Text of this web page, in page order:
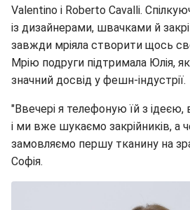
Valentino і Roberto Cavalli.
із дизайнерами, швачками й
завжди мріяла створити щось
Мрію подруги підтримала Юлія,
значний досвід у фешн-індустрії.
"Ввечері я телефоную їй з
і ми вже шукаємо закрійників, а
замовляємо першу тканину на
Софія.